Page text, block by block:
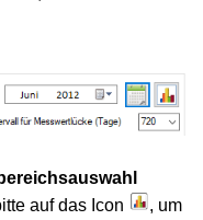
auf das Icon
, um